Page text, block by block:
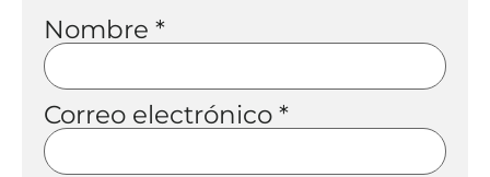
Nombre *
Correo electrónico *